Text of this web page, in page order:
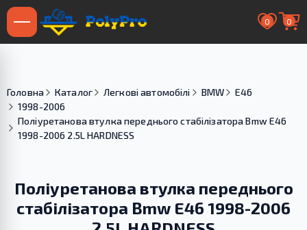
0 0
Головна Каталог Легкові автомобілі BMW
E46
1998-2006
Поліуретанова втулка переднього стабілізатора Bmw E46
1998-2006 2.5L HARDNESS
Поліуретанова втулка переднього
стабілізатора Bmw E46 1998-2006